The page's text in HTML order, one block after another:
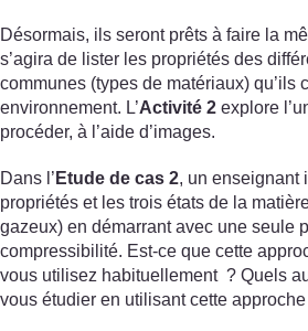
Désormais, ils seront prêts à faire la
s’agira de lister les propriétés des
communes (types de matériaux) qu’ils
environnement. L’Activité 2 explore
procéder, à l’aide d’images.
Dans l’ Etude de cas 2, un enseignant
propriétés et les trois états de la
gazeux) en démarrant avec une seule
compressibilité. Est-ce que cette
vous utilisez habituellement ? Quels
vous étudier en utilisant cette